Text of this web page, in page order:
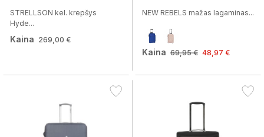
STRELLSON kel. krepšys
Hyde...
Kaina 269,00 €
NEW REBELS mažas lagaminas...
Kaina 69,95 € 48,97 €